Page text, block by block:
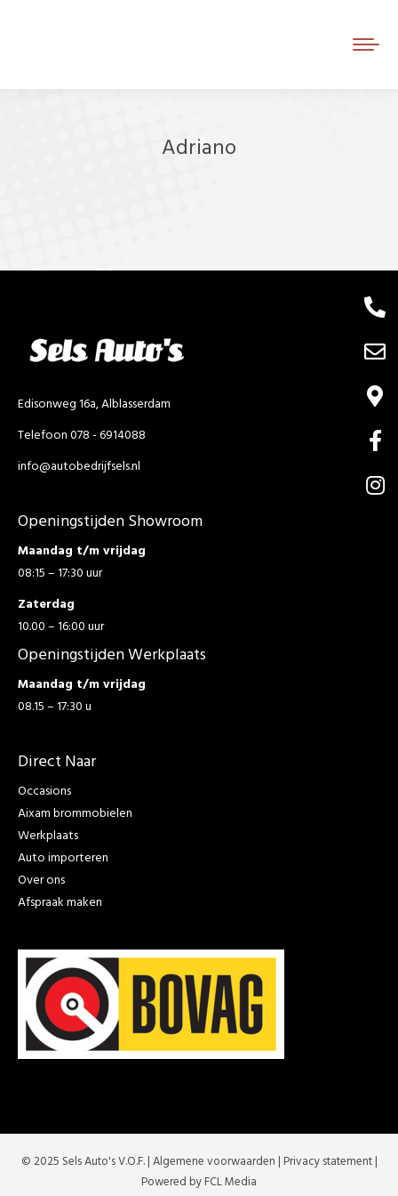
Adriano
Edisonweg 16a, Alblasserdam
Telefoon 078 - 6914088
info@autobedrijfsels.nl
Openingstijden Showroom
Maandag t/m vrijdag
08:15 – 17:30 uur
Zaterdag
10.00 – 16:00 uur
Openingstijden Werkplaats
Maandag t/m vrijdag
08.15 – 17:30 u
Direct Naar
Occasions
Aixam brommobielen
Werkplaats
Auto importeren
Over ons
Afspraak maken
© 2025 Sels Auto's V.O.F. |Algemene voorwaarden | Privacy statement|
Powered by FCL Media